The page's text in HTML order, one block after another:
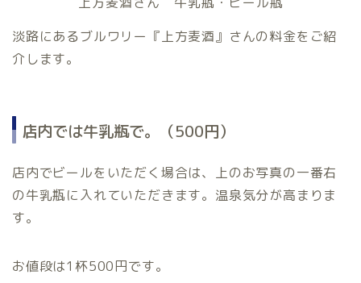
淡路にあるブルワリー『上方麦酒』さんの料金をご紹
介します。
店内では牛乳瓶で。（500円）
店内でビールをいただく場合は、上のお写真の一番右
の牛乳瓶に入れていただきます。温泉気分が高まりま
す。
お値段は1杯500円です。